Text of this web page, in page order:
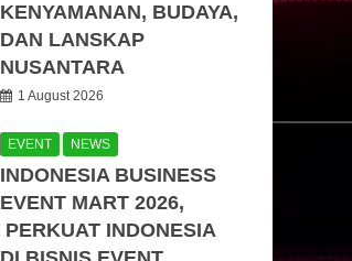
KENYAMANAN, BUDAYA,
DAN LANSKAP
NUSANTARA
1 August 2026
EVENT NEWS
INDONESIA BUSINESS
EVENT MART 2026,
PERKUAT INDONESIA